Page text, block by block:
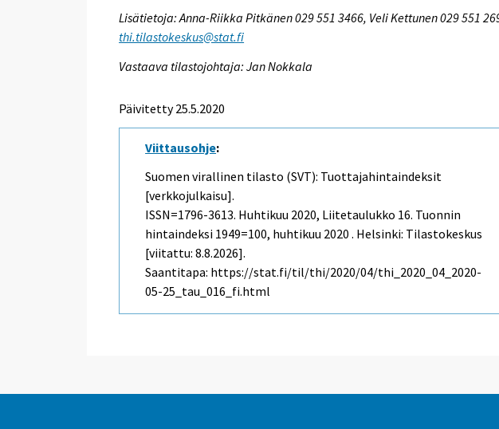
Lisätietoja: Anna-Riikka Pitkänen 029 551 3466, Veli Kettunen 029 551
thi.tilastokeskus@stat.fi
Vastaava tilastojohtaja: Jan Nokkala
Päivitetty 25.5.2020
Viittausohje:
Suomen virallinen tilasto (SVT): Tuottajahintaindeksit
[verkkojulkaisu].
ISSN=1796-3613. Huhtikuu 2020, Liitetaulukko 16. Tuonnin
hintaindeksi 1949=100, huhtikuu 2020 . Helsinki: Tilastokeskus
[viitattu: 8.8.2026].
Saantitapa: https://stat.fi/til/thi/2020/04/thi_2020_04_2020-
05-25_tau_016_fi.html